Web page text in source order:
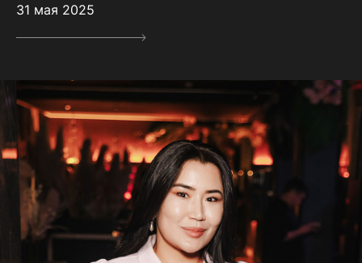
31 мая 2025